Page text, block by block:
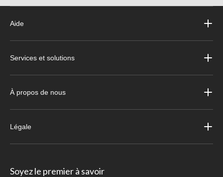
Aide
Services et solutions
À propos de nous
Légale
Soyez le premier à savoir